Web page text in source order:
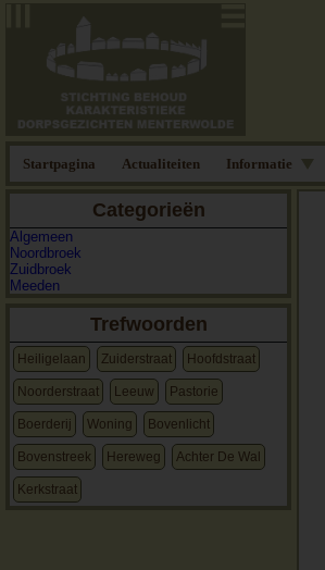
Startpagina Actualiteiten Informatie
Categorieën
Algemeen
Noordbroek
Zuidbroek
Meeden
Trefwoorden
Heiligelaan Zuiderstraat Hoofdstraat
Noorderstraat Leeuw Pastorie
Boerderij Woning Bovenlicht
Bovenstreek Hereweg Achter De Wal
Kerkstraat